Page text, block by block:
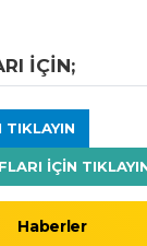
IÇIN;
TIKLAYIN
IÇIN
Haberler